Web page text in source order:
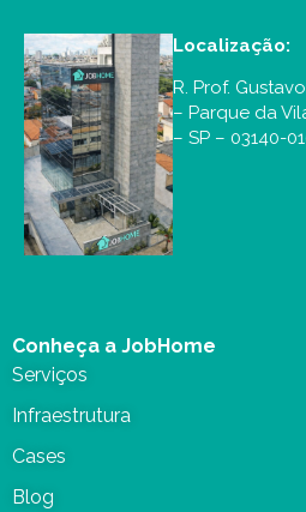
Localização:
R. Prof.
– Parque da
– SP – 03140-
Conheça a JobHome
Serviços
Infraestrutura
Cases
Blog